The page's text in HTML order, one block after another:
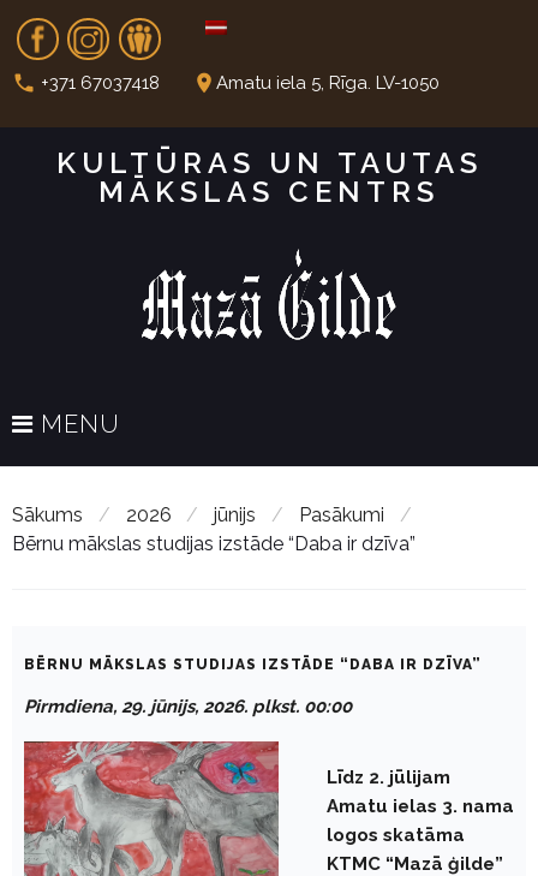
t
Fb In Dr
call +371 67037418 place Amatu iela 5, Rīga. LV-1050
KULTŪRAS UN TAUTAS
MĀKSLAS CENTRS
MENU
Sākums / 2026 / jūnijs / Pasākumi
/
Bērnu mākslas studijas izstāde “Daba ir dzīva”
BĒRNU MĀKSLAS STUDIJAS IZSTĀDE “DABA IR DZĪVA”
Pirmdiena, 29. jūnijs, 2026. plkst. 00:00
Līdz 2. jūlijam
Amatu ielas 3. nama
logos skatāma
KTMC “Mazā ģilde”